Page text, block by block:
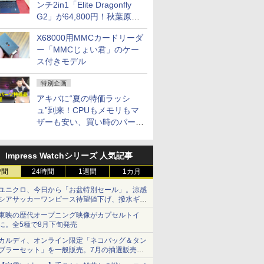
ンチ2in1「Elite Dragonfly
G2」が64,800円！秋葉原で
中古PCセール
X68000用MMCカードリーダ
ー「MMCじょい君」のケー
ス付きモデル
特別企画
アキバに“夏の特価ラッシ
ュ”到来！CPUもメモリもマ
ザーも安い、買い時のパーツ
Impress Watchシリーズ 人気記事
24時間 1週間 1カ月
ニクロ、今日から「お盆特別セール」。涼感
アサッカーワンピース待望値下げ、撥水ギア
ョーツは1990円に
映の歴代オープニング映像がカプセルトイ
。全5種で8月下旬発売
ルディ、オンライン限定「ネコバッグ＆タン
ラーセット」を一般販売。7月の抽選販売の
選無効分